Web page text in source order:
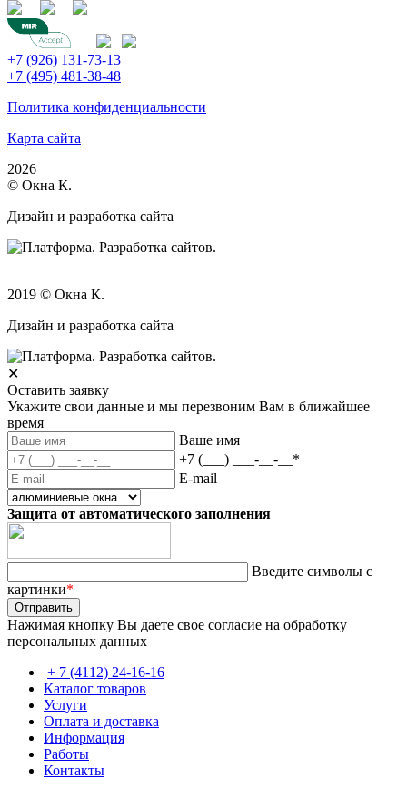
+7 (926) 131-73-13
+7 (495) 481-38-48
Политика конфиденциальности
Карта сайта
2026
© Окна К.
Дизайн и разработка сайта
2019 © Окна К.
Дизайн и разработка сайта
✕
Оставить заявку
Укажите свои данные и мы перезвоним Вам в ближайшее
время
Ваше имя
+7 (___) ___-__-__ *
E-mail
Защита от автоматического заполнения
Введите символы с
картинки*
Нажимая кнопку Вы даете свое согласие на обработку
персональных данных
+ 7 (4112) 24-16-16
Каталог товаров
Услуги
Оплата и доставка
Информация
Работы
Контакты